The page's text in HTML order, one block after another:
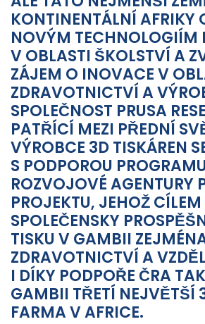
KONTINENTÁLNÍ AFRIKY
NOVÝM TECHNOLOGIÍM
V OBLASTI ŠKOLSTVÍ A
ZÁJEM O INOVACE V
ZDRAVOTNICTVÍ A
SPOLEČNOST PRUSA
PATŘÍCÍ MEZI PŘEDNÍ
VÝROBCE 3D TISKÁREN
S PODPOROU
ROZVOJOVÉ AGENTURY
PROJEKTU, JEHOŽ CÍLEM
SPOLEČENSKY
TISKU V GAMBII
ZDRAVOTNICTVÍ A
I DÍKY PODPOŘE ČRA
GAMBII TŘETÍ NEJVĚTŠÍ
FARMA V AFRICE.